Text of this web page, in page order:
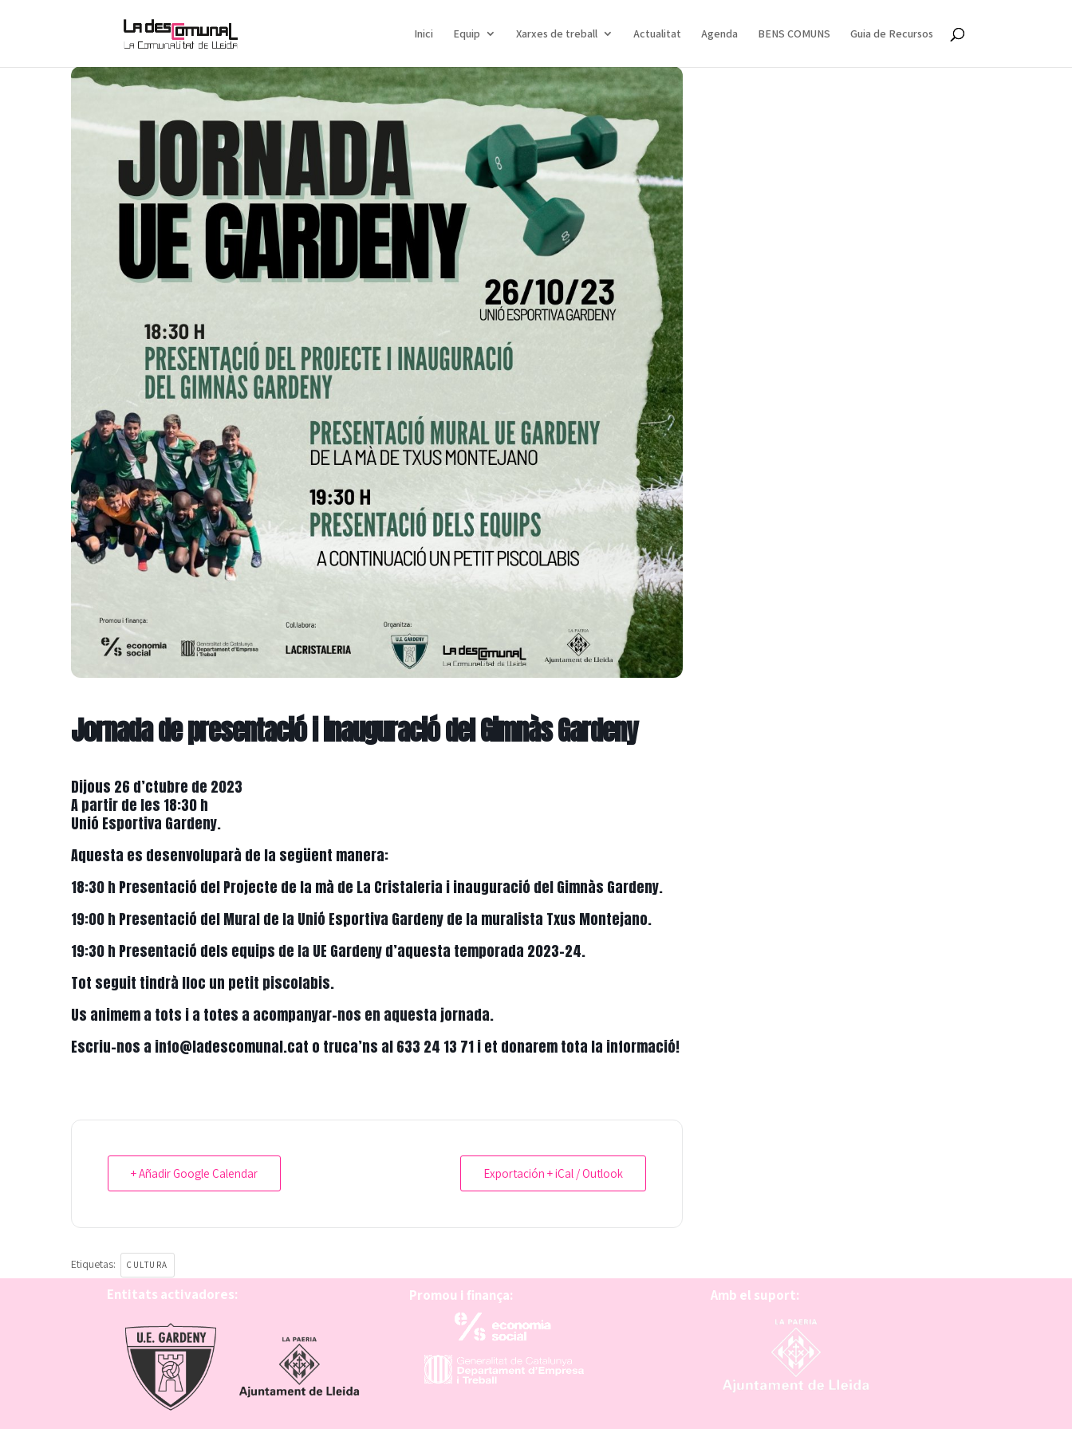
Inici Equip Xarxes de treball Actualitat Agenda BENS COMUNS Guia de Recursos
Jornada de presentació i inauguració del Gimnàs Gardeny
Dijous 26 d’ctubre de 2023
A partir de les 18:30 h
Unió Esportiva Gardeny.
Aquesta es desenvoluparà de la següent manera:
18:30 h Presentació del Projecte de la mà de La Cristaleria i inauguració del Gimnàs Gardeny.
19:00 h Presentació del Mural de la Unió Esportiva Gardeny de la muralista Txus Montejano.
19:30 h Presentació dels equips de la UE Gardeny d’aquesta temporada 2023-24.
Tot seguit tindrà lloc un petit piscolabis.
Us animem a tots i a totes a acompanyar-nos en aquesta jornada.
Escriu-nos a info@ladescomunal.cat o truca’ns al 633 24 13 71 i et donarem tota la informació!
+ Añadir Google Calendar Exportación + iCal / Outlook
Etiquetas: CULTURA
Entitats activadores: Promou i finança: Amb el suport: